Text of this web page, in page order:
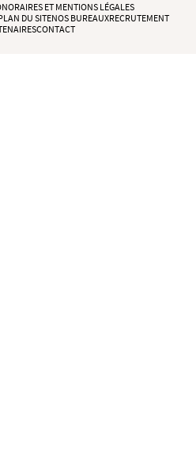
ET MENTIONS LÉGALES
DU SITENOS BUREAUXRECRUTEMENT
CONTACT